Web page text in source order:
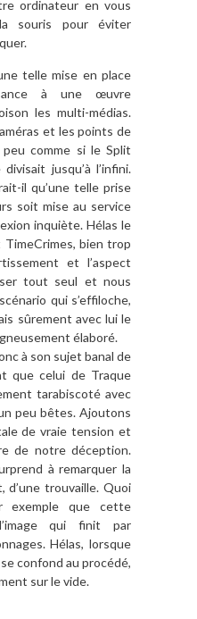
ordinateur en vous
la souris pour éviter
telle mise en place
à une œuvre
les multi-médias.
et les points de
peu comme si le Split
jusqu’à l’infini.
il qu’une telle prise
soit mise au service
inquiète. Hélas le
TimeCrimes, bien trop
et l’aspect
tout seul et nous
qui s’effiloche,
sûrement avec lui le
élaboré.
à son sujet banal de
que celui de Traque
tarabiscoté avec
peu bêtes. Ajoutons
de vraie tension et
de notre déception.
à remarquer la
d’une trouvaille. Quoi
exemple que cette
qui finit par
Hélas, lorsque
confond au procédé,
sur le vide.